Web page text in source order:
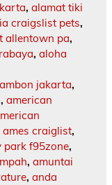
, alamat tiki
craigslist pets,
allentown pa,
, aloha
ambon jakarta,
, american
ames craiglist,
park f95zone,
, amuntai
, anda